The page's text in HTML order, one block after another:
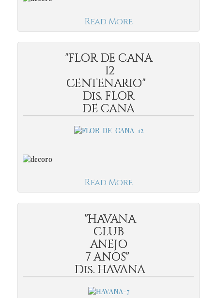
Read More
"FLOR DE CANA
12
CENTENARIO"
Dis. FLOR
DE CANA
Read More
"HAVANA
CLUB
ANEJO
7 ANOS"
Dis. HAVANA